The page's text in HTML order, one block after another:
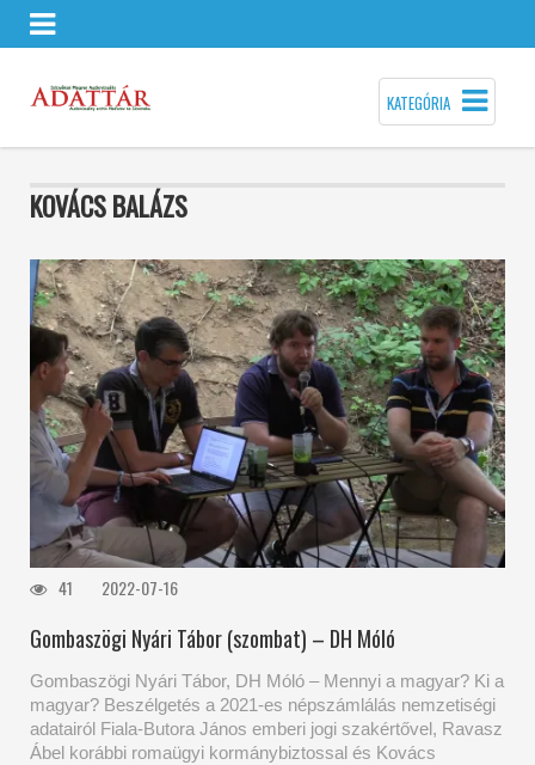
KATEGÓRIA
KOVÁCS BALÁZS
41 2022-07-16
Gombaszögi Nyári Tábor (szombat) – DH Móló
Gombaszögi Nyári Tábor, DH Móló – Mennyi a magyar? Ki a
magyar? Beszélgetés a 2021-es népszámlálás nemzetiségi
adatairól Fiala-Butora János emberi jogi szakértővel, Ravasz
Ábel korábbi romaügyi kormánybiztossal és Kovács